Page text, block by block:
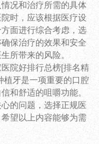
况和治疗所需的具体
时，应该根据医疗设
面进行综合考虑，选
保治疗的效果和安全
所带来的风险。
院好排行总榜[排名精
植牙是一项重要的口腔
和舒适的咀嚼功能。
的问题，选择正规医
望以上内容能够为需